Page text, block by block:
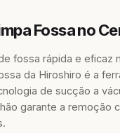
Fossa no
fossa rápida e eficaz
da Hiroshiro é a
de sucção a
garante a remoção